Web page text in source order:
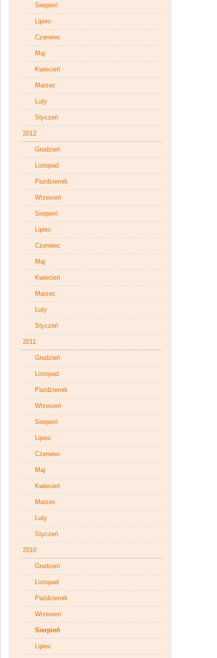
Sierpień
Lipiec
Czerwiec
Maj
Kwiecień
Marzec
Luty
Styczeń
2012
Grudzień
Listopad
Październik
Wrzesień
Sierpień
Lipiec
Czerwiec
Maj
Kwiecień
Marzec
Luty
Styczeń
2011
Grudzień
Listopad
Październik
Wrzesień
Sierpień
Lipiec
Czerwiec
Maj
Kwiecień
Marzec
Luty
Styczeń
2010
Grudzień
Listopad
Październik
Wrzesień
Sierpień
Lipiec